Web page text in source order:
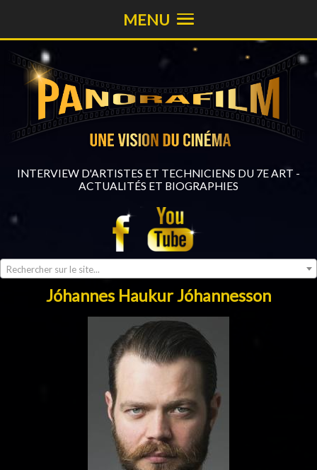
INTERVIEW D'ARTISTES ET TECHNICIENS DU 7E ART -
ACTUALITÉS ET BIOGRAPHIES
Rechercher sur le site...
MENU
Jóhannes Haukur Jóhannesson